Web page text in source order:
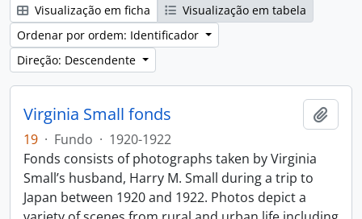
Visualização em ficha
Visualização em tabela
Ordenar por ordem: Identificador
Direção: Descendente
Virginia Small fonds
19 · Fundo · 1920-1922
Fonds consists of photographs taken by Virginia
Small’s husband, Harry M. Small during a trip to
Japan between 1920 and 1922. Photos depict a